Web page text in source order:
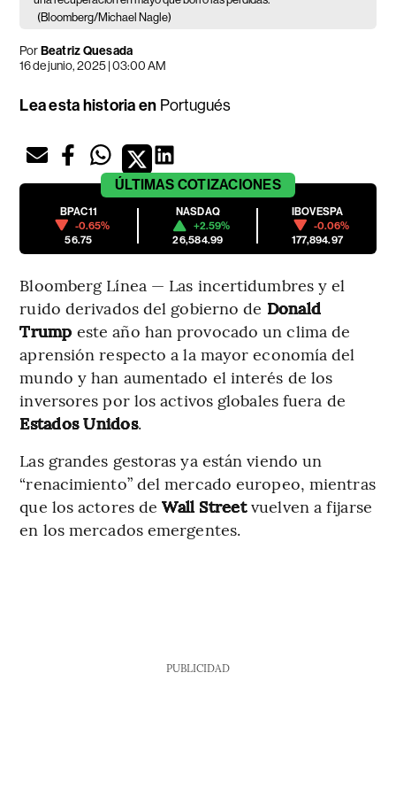
(Bloomberg/Michael Nagle)
PorBeatriz Quesada
16 de junio, 2025 | 03:00 AM
Lea esta historia en Portugués
ÚLTIMAS COTIZACIONES
BPAC11
-0.65%
56.75
NASDAQ
+2.59%
26,584.99
IBOVESPA
-0.06%
177,894.97
Bloomberg Línea — Las incertidumbres y el
ruido derivados del gobierno de Donald
Trump este año han provocado un clima de
aprensión respecto a la mayor economía del
mundo y han aumentado el interés de los
inversores por los activos globales fuera de
Estados Unidos.
Las grandes gestoras ya están viendo un
“renacimiento” del mercado europeo, mientras
que los actores deWall Streetvuelven a fijarse
en los mercados emergentes.
PUBLICIDAD